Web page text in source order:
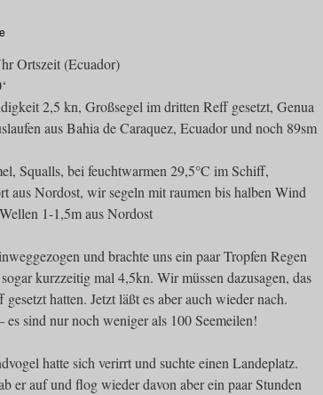
Ortszeit (Ecuador)
2,5 kn, Großsegel im dritten Reff gesetzt, Genua
aus Bahia de Caraquez, Ecuador und noch 89sm
Squalls, bei feuchtwarmen 29,5°C im Schiff,
aus Nordost, wir segeln mit raumen bis halben Wind
1-1,5m aus Nordost
und brachte uns ein paar Tropfen Regen
kurzzeitig mal 4,5kn. Wir müssen dazusagen, das
hatten. Jetzt läßt es aber auch wieder nach.
sind nur noch weniger als 100 Seemeilen!
hatte sich verirrt und suchte einen Landeplatz.
er auf und flog wieder davon aber ein paar Stunden